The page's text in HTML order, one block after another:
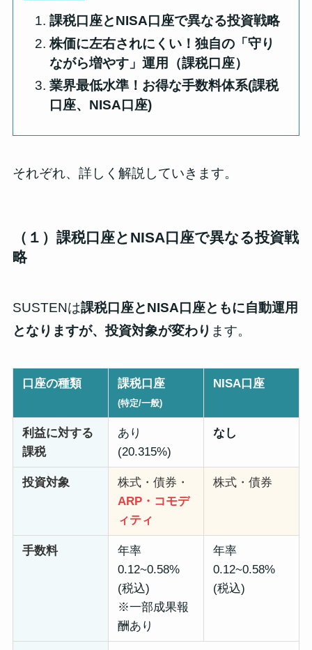
課税口座とNISA口座で異なる投資戦略
株価に左右されにくい！独自の「守り
ながら増やす」運用（課税口座）
業界最低水準！お得な手数料体系(課税
口座、NISA口座)
それぞれ、詳しく解説していきます。
（１） 課税口座とNISA口座で異なる投資戦
略
SUSTENは課税口座とNISA口座ともに自動運用
となりますが、投資対象が変わり ます。
口座の種類 課税口座
(特定/一般)
NISA口座
利益に対する
課税
あり
(20.315%)
なし
投資対象
株式・債券・
ARP・コモデ
ィティ
株式・債券
手数料
年率
0.12~0.58%
(税込)
※一部成果報
酬あり
年率
0.12~0.58%
(税込)